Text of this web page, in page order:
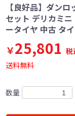
【良好品】ダン
セット デリカミ
ータイヤ 中古 タ
￥25,801 税
送料無料
数量